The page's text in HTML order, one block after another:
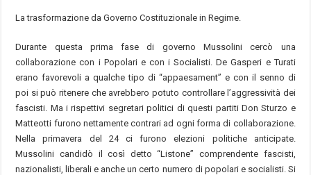
La trasformazione da Governo Costituzionale in Regime.
Durante questa prima fase di governo Mussolini cercò una
collaborazione con i Popolari e con i Socialisti. De Gasperi e Turati
erano favorevoli a qualche tipo di “appaesament” e con il senno di
poi si può ritenere che avrebbero potuto controllare l’aggressività dei
fascisti. Ma i rispettivi segretari politici di questi partiti Don Sturzo e
Matteotti furono nettamente contrari ad ogni forma di collaborazione.
Nella primavera del 24 ci furono elezioni politiche anticipate.
Mussolini candidò il così detto “Listone” comprendente fascisti,
nazionalisti, liberali e anche un certo numero di popolari e socialisti. Si